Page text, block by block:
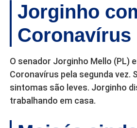
Jorginho
Coronavírus
O senador Jorginho Mello (PL)
Coronavírus pela segunda vez.
sintomas são leves. Jorginho
trabalhando em casa.